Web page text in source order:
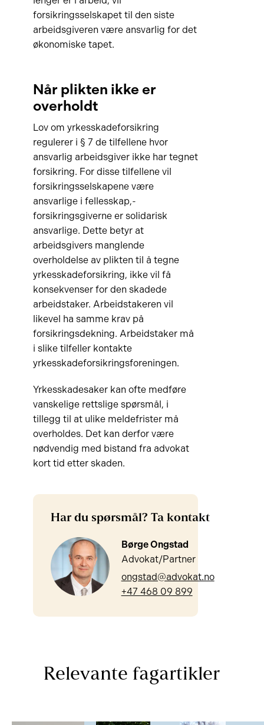
forsikringsselskapet til den siste
arbeidsgiveren være ansvarlig for det
økonomiske tapet.
Når plikten ikke er
overholdt
Lov om yrkesskadeforsikring
regulerer i § 7 de tilfellene hvor
ansvarlig arbeidsgiver ikke har tegnet
forsikring. For disse tilfellene vil
forsikringsselskapene være
ansvarlige i fellesskap,-
forsikringsgiverne er solidarisk
ansvarlige. Dette betyr at
arbeidsgivers manglende
overholdelse av plikten til å tegne
yrkesskadeforsikring, ikke vil få
konsekvenser for den skadede
arbeidstaker. Arbeidstakeren vil
likevel ha samme krav på
forsikringsdekning. Arbeidstaker må
i slike tilfeller kontakte
yrkesskadeforsikringsforeningen.
Yrkesskadesaker kan ofte medføre
vanskelige rettslige spørsmål, i
tillegg til at ulike meldefrister må
overholdes. Det kan derfor være
nødvendig med bistand fra advokat
kort tid etter skaden.
Har du spørsmål? Ta kontakt
Børge Ongstad
Advokat/Partner
ongstad@advokat.no
+47 468 09 899
Relevante fagartikler